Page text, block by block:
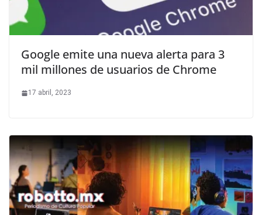
Google emite una nueva alerta para 3
mil millones de usuarios de Chrome
17 abril, 2023